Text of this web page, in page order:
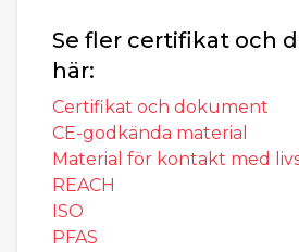
Se fler certifikat och
här:
Certifikat och dokument
CE-godkända material
Material för kontakt med
REACH
ISO
PFAS